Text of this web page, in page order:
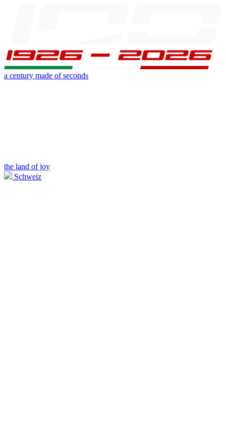
a century made of seconds
the land of joy
Schweiz